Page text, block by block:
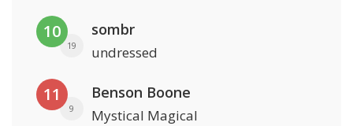
10
19
sombr
undressed
11
9
Benson Boone
Mystical Magical